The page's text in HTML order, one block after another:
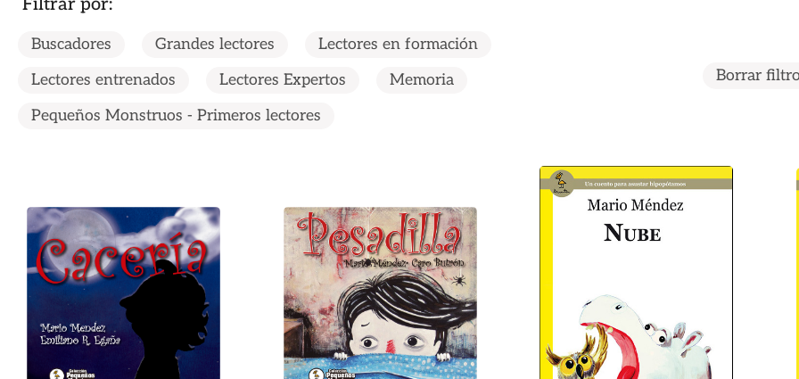
Filtrar por:
Borrar
Buscadores Grandes lectores
Lectores en formación
Lectores entrenados
Lectores Expertos
Memoria
Pequeños Monstruos - Primeros lectores